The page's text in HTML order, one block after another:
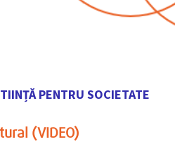
PENTRU SOCIETATE
(VIDEO)